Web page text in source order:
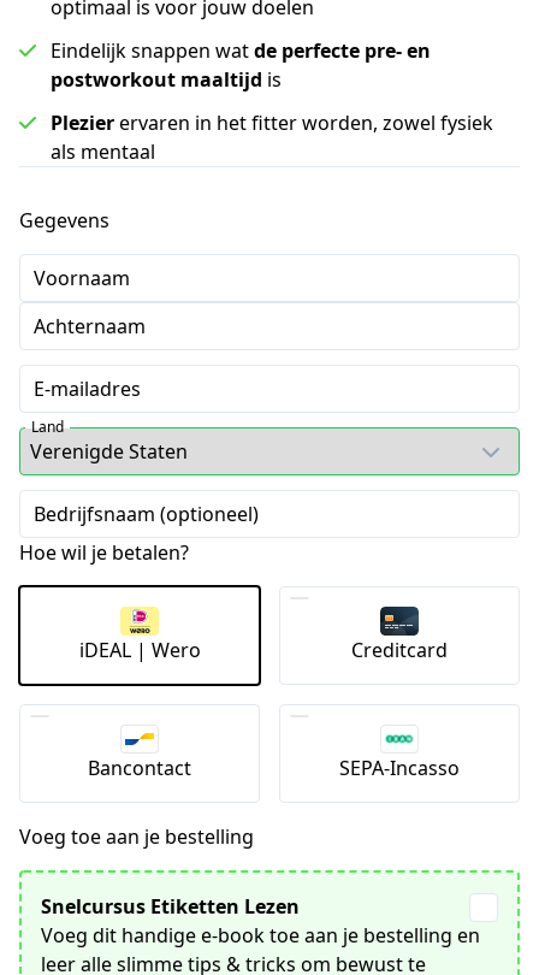
optimaal is voor jouw doelen
Eindelijk snappen watde perfecte pre- en
postworkout maaltijd is
Plezierervaren in het fitter worden, zowel fysiek
als mentaal
Gegevens
Voornaam
Achternaam
E-mailadres
Land
Bedrijfsnaam (optioneel)
Hoe wil je betalen?
iDEAL | Wero Creditcard
Bancontact SEPA-Incasso
Voeg toe aan je bestelling
Snelcursus Etiketten Lezen
Voeg dit handige e-book toe aan je bestelling en
leer alle slimme tips & tricks om bewust te